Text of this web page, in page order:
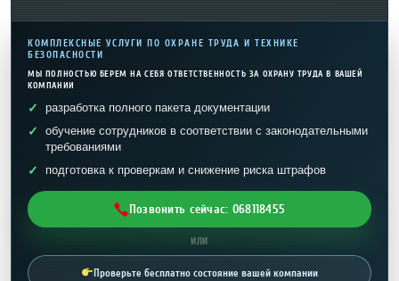
КОМПЛЕКСНЫЕ УСЛУГИ ПО ОХРАНЕ ТРУДА И ТЕХНИКЕ
БЕЗОПАСНОСТИ
МЫ ПОЛНОСТЬЮ БЕРЕМ НА СЕБЯ ОТВЕТСТВЕННОСТЬ ЗА ОХРАНУ ТРУДА В ВАШЕЙ
КОМПАНИИ
разработка полного пакета документации
обучение сотрудников в соответствии с законодательными
требованиями
подготовка к проверкам и снижение риска штрафов
Позвонить сейчас: 068118455
ИЛИ
Проверьте бесплатно состояние вашей компании